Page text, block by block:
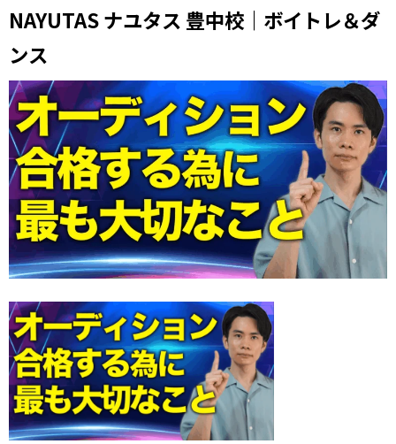
NAYUTAS ナユタス 豊中校｜ボイトレ＆ダ
ンス